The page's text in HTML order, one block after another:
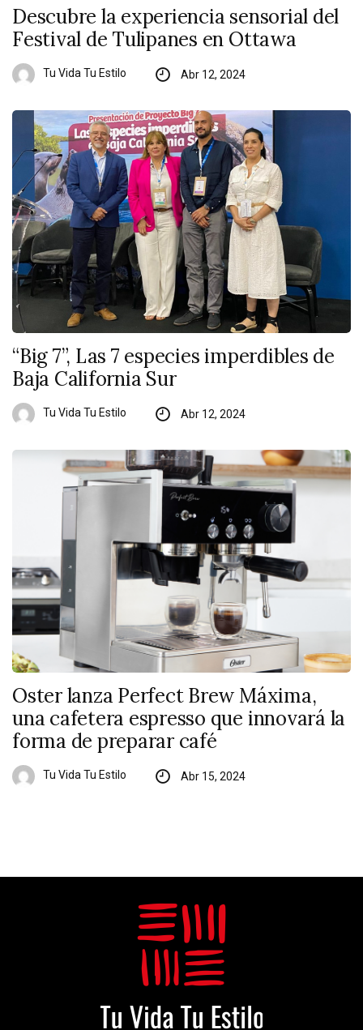
Descubre la experiencia sensorial del
Festival de Tulipanes en Ottawa
Tu Vida Tu Estilo Abr 12, 2024
“Big 7”, Las 7 especies imperdibles de
Baja California Sur
Tu Vida Tu Estilo Abr 12, 2024
Oster lanza Perfect Brew Máxima,
una cafetera espresso que innovará la
forma de preparar café
Tu Vida Tu Estilo Abr 15, 2024